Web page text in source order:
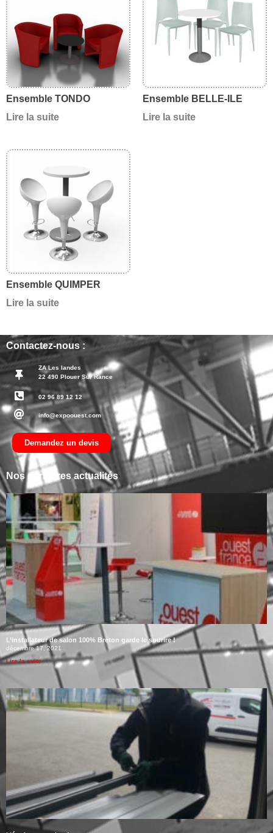
Ensemble TONDO
Lire la suite
Ensemble BELLE-ILE
Lire la suite
Ensemble QUIMPER
Lire la suite
Contactez-nous :
ZA Les landes
22 490 Plouer Sur Rance
02 96 89 12 12
info@expoouest.com
Demandez un devis
Nos dernières actualités
L’installateur de salon 100% Breton garde le sourire !
décembre 17, 2021
Lire la suite